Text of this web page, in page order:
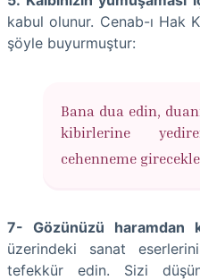
kabul olunur. Cenab-ı Hak
şöyle buyurmuştur:
Bana dua edin,
kibirlerine
cehenneme
7- Gözünüzü haramdan
üzerindeki sanat
tefekkür edin. Sizi